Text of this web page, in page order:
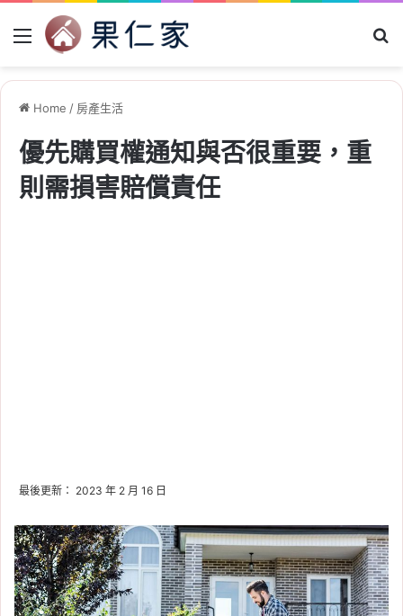
Menu
Home / 房產生活
優先購買權通知與否很重要，重
則需損害賠償責任
最後更新： 2023 年 2 月 16 日